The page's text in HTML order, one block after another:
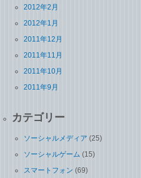
2012年2月
2012年1月
2011年12月
2011年11月
2011年10月
2011年9月
カテゴリー
ソーシャルメディア (25)
ソーシャルゲーム (15)
スマートフォン (69)